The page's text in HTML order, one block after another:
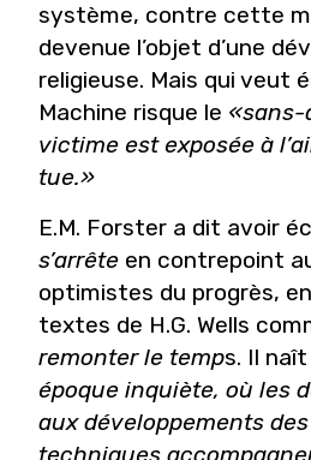
système, contre cette
devenue l’objet d’une
religieuse. Mais qui veut
Machine risque le «sans-
victime est exposée à
tue.»
E.M. Forster a dit avoir
s’arrête en contrepoint
optimistes du progrès,
textes de H.G. Wells
remonter le temps. Il naît
époque inquiète, où les
aux développements